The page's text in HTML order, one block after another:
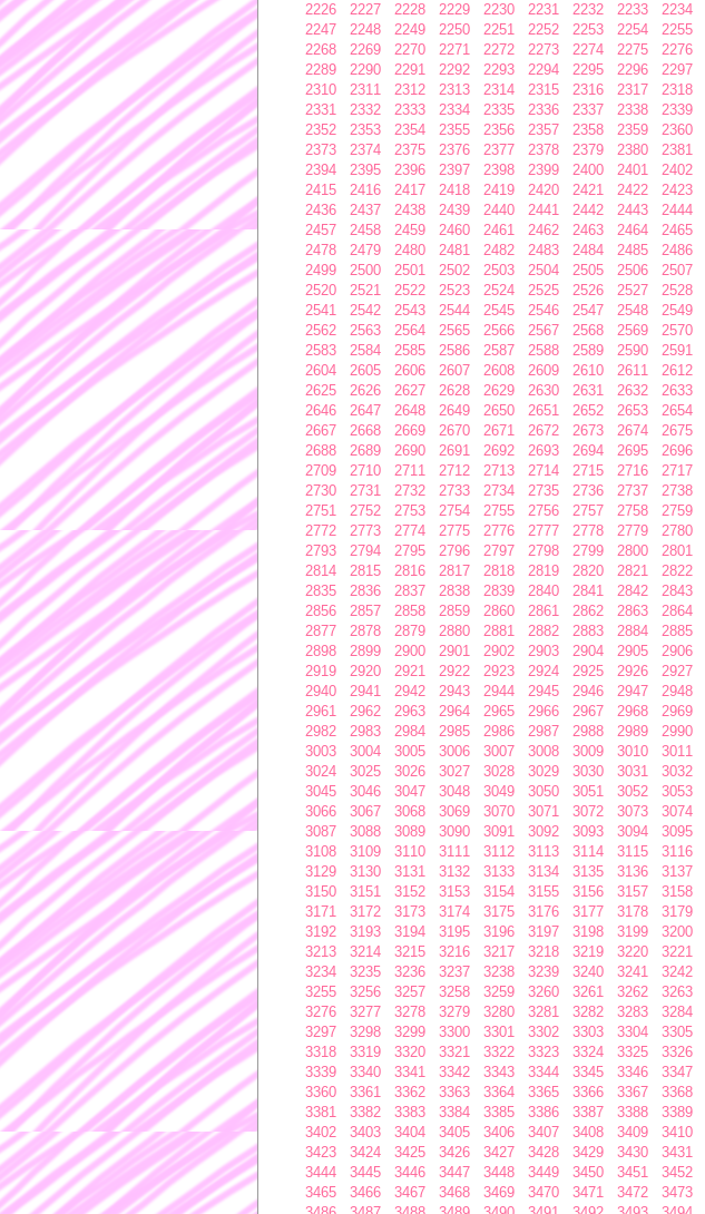
2226
2227 2228 2229 2230 2231 2232 2233 2234
2247
2248 2249 2250 2251 2252 2253 2254 2255
2268
2269 2270 2271 2272 2273 2274 2275 2276
2289
2290 2291 2292 2293 2294 2295 2296 2297
2310
2311 2312 2313 2314 2315 2316 2317 2318
2331
2332 2333 2334 2335 2336 2337 2338 2339
2352
2353 2354 2355 2356 2357 2358 2359 2360
2373
2374 2375 2376 2377 2378 2379 2380 2381
2394
2395 2396 2397 2398 2399 2400 2401 2402
2415
2416 2417 2418 2419 2420 2421 2422 2423
2436
2437 2438 2439 2440 2441 2442 2443 2444
2457
2458 2459 2460 2461 2462 2463 2464 2465
2478
2479 2480 2481 2482 2483 2484 2485 2486
2499
2500 2501 2502 2503 2504 2505 2506 2507
2520
2521 2522 2523 2524 2525 2526 2527 2528
2541
2542 2543 2544 2545 2546 2547 2548 2549
2562
2563 2564 2565 2566 2567 2568 2569 2570
2583
2584 2585 2586 2587 2588 2589 2590 2591
2604
2605 2606 2607 2608 2609 2610 2611 2612
2625
2626 2627 2628 2629 2630 2631 2632 2633
2646
2647 2648 2649 2650 2651 2652 2653 2654
2667
2668 2669 2670 2671 2672 2673 2674 2675
2688
2689 2690 2691 2692 2693 2694 2695 2696
2709
2710 2711 2712 2713 2714 2715 2716 2717
2730
2731 2732 2733 2734 2735 2736 2737 2738
2751
2752 2753 2754 2755 2756 2757 2758 2759
2772
2773 2774 2775 2776 2777 2778 2779 2780
2793
2794 2795 2796 2797 2798 2799 2800 2801
2814
2815 2816 2817 2818 2819 2820 2821 2822
2835
2836 2837 2838 2839 2840 2841 2842 2843
2856
2857 2858 2859 2860 2861 2862 2863 2864
2877
2878 2879 2880 2881 2882 2883 2884 2885
2898
2899 2900 2901 2902 2903 2904 2905 2906
2919
2920 2921 2922 2923 2924 2925 2926 2927
2940
2941 2942 2943 2944 2945 2946 2947 2948
2961
2962 2963 2964 2965 2966 2967 2968 2969
2982
2983 2984 2985 2986 2987 2988 2989 2990
3003
3004 3005 3006 3007 3008 3009 3010 3011
3024
3025 3026 3027 3028 3029 3030 3031 3032
3045
3046 3047 3048 3049 3050 3051 3052 3053
3066
3067 3068 3069 3070 3071 3072 3073 3074
3087
3088 3089 3090 3091 3092 3093 3094 3095
3108
3109 3110 3111 3112 3113 3114 3115 3116
3129
3130 3131 3132 3133 3134 3135 3136 3137
3150
3151 3152 3153 3154 3155 3156 3157 3158
3171
3172 3173 3174 3175 3176 3177 3178 3179
3192
3193 3194 3195 3196 3197 3198 3199 3200
3213
3214 3215 3216 3217 3218 3219 3220 3221
3234
3235 3236 3237 3238 3239 3240 3241 3242
3255
3256 3257 3258 3259 3260 3261 3262 3263
3276
3277 3278 3279 3280 3281 3282 3283 3284
3297
3298 3299 3300 3301 3302 3303 3304 3305
3318
3319 3320 3321 3322 3323 3324 3325 3326
3339
3340 3341 3342 3343 3344 3345 3346 3347
3360
3361 3362 3363 3364 3365 3366 3367 3368
3381
3382 3383 3384 3385 3386 3387 3388 3389
3402
3403 3404 3405 3406 3407 3408 3409 3410
3423
3424 3425 3426 3427 3428 3429 3430 3431
3444
3445 3446 3447 3448 3449 3450 3451 3452
3465
3466 3467 3468 3469 3470 3471 3472 3473